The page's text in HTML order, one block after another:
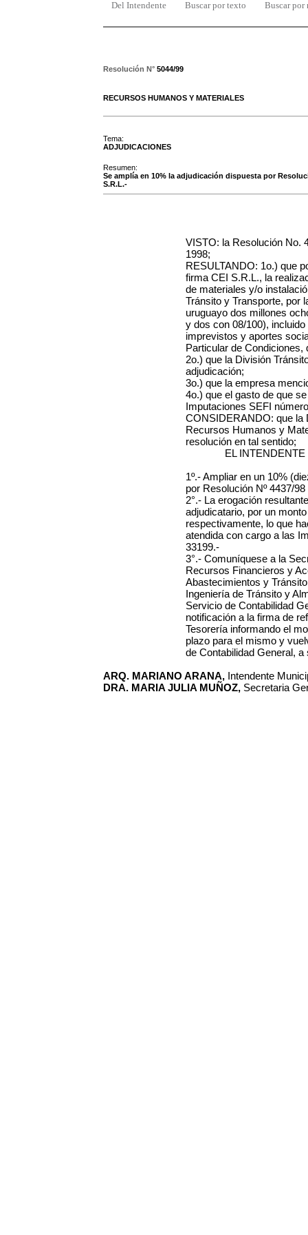
Del Intendente Buscar por texto Buscar por
Resolución N° 5044/99
RECURSOS HUMANOS Y MATERIALES
Tema:
ADJUDICACIONES
Resumen:
Se amplía en 10% la adjudicación dispuesta por
S.R.L.-
VISTO: la Resolución No.
1998;
RESULTANDO: 1o.) que
firma CEI S.R.L., la
de materiales y/o
Tránsito y Transporte, por
uruguayo dos millones
y dos con 08/100),
imprevistos y aportes
Particular de Condiciones,
2o.) que la División
adjudicación;
3o.) que la empresa
4o.) que el gasto de que
Imputaciones SEFI
CONSIDERANDO: que la
Recursos Humanos y
resolución en tal sentido;
EL
1º.- Ampliar en un 10%
por Resolución Nº 4437/
2°.- La erogación
adjudicatario, por un
respectivamente, lo que
atendida con cargo a las
33199.-
3°.- Comuníquese a la
Recursos Financieros y
Abastecimientos y
Ingeniería de Tránsito y
Servicio de Contabilidad
notificación a la firma de
Tesorería informando el
plazo para el mismo y
de Contabilidad General,
ARQ. MARIANO ARANA, Intendente
DRA. MARIA JULIA MUÑOZ, Secretaria